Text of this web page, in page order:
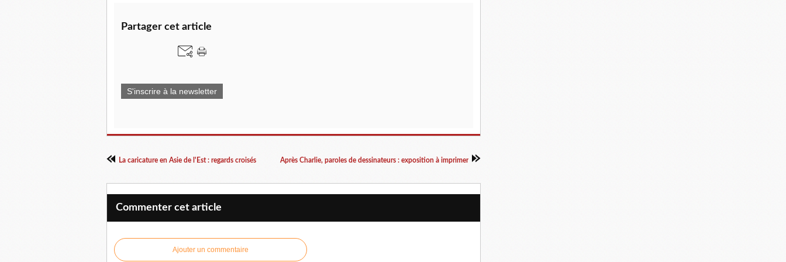
'
i
o
Partager cet article
S'inscrire à la newsletter
La caricature en Asie de l'Est : regards croisés Après Charlie, paroles de dessinateurs : exposition à imprimer
Commenter cet article
Ajouter un commentaire